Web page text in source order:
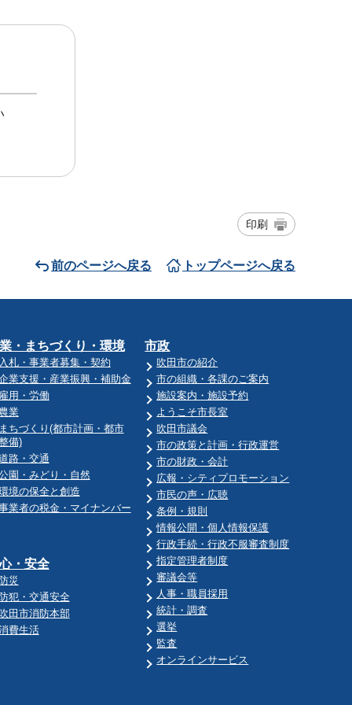
印刷
前のページへ戻る トップページへ戻る
・まちづくり・環境
札・事業者募集・契約
業支援・産業振興・補助金
用・労働
業
ちづくり(都市計画・都市
備)
路・交通
園・みどり・自然
境の保全と創造
業者の税金・マイナンバー
・安全
災
犯・交通安全
田市消防本部
費生活
市政
吹田市の紹介
市の組織・各課のご案内
施設案内・施設予約
ようこそ市長室
吹田市議会
市の政策と計画・行政運営
市の財政・会計
広報・シティプロモーション
市民の声・広聴
条例・規則
情報公開・個人情報保護
行政手続・行政不服審査制度
指定管理者制度
審議会等
人事・職員採用
統計・調査
選挙
監査
オンラインサービス